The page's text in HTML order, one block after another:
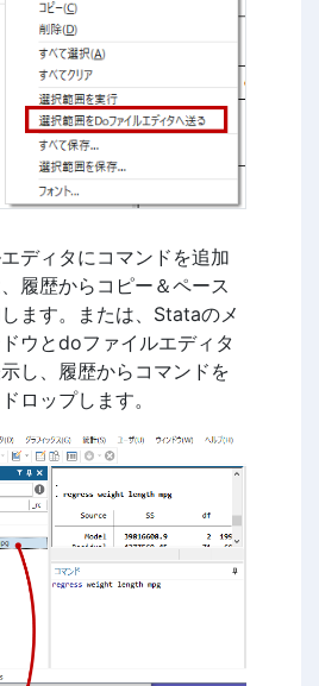
ディタにコマンドを追加
履歴からコピー＆ペース
します。または、Stataのメ
ウとdoファイルエディタ
し、履歴からコマンドを
ロップします。